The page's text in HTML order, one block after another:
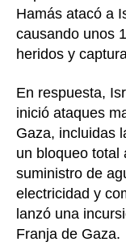
Hamás atacó a
causando unos
heridos y
En respuesta,
inició ataques
Gaza, incluidas
un bloqueo total
suministro de
electricidad y
lanzó una
Franja de Gaza.